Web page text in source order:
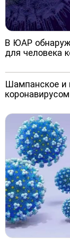
В ЮАР
для человека
Шампанское и